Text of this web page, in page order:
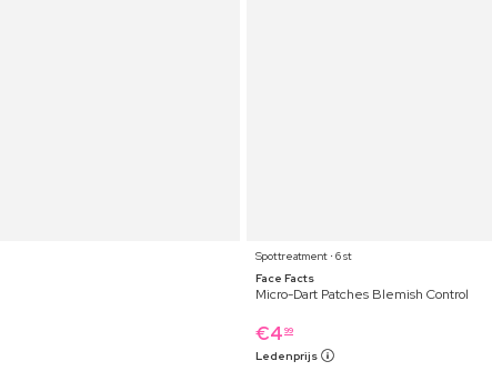
Spottreatment ⋅ 6 st
Face Facts
Micro-Dart Patches Blemish Control
€4 99
Ledenprijs